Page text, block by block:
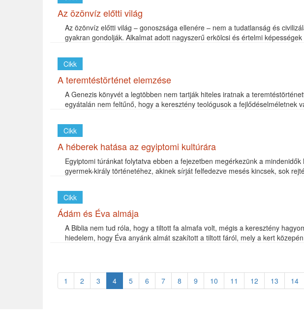
Az özönvíz előtti világ
Az özönvíz előtti világ – gonoszsága ellenére – nem a tudatlanság és
gyakran gondolják. Alkalmat adott nagyszerű erkölcsi és értelmi
Cikk
A teremtéstörténet elemzése
A Genezis könyvét a legtöbben nem tartják hiteles iratnak a
egyátalán nem feltűnő, hogy a keresztény teológusok a fejlődéselméletnek
Cikk
A héberek hatása az egyiptomi kultúrára
Egyiptomi túránkat folytatva ebben a fejezetben megérkezünk a
gyermek-király történetéhez, akinek sírját felfedezve mesés kincsek, sok
Cikk
Ádám és Éva almája
A Biblia nem tud róla, hogy a tiltott fa almafa volt, mégis a keresztény
hiedelem, hogy Éva anyánk almát szakított a tiltott fáról, mely a kert
1 2 3 4 5 6 7 8 9 10 11 12 13 14